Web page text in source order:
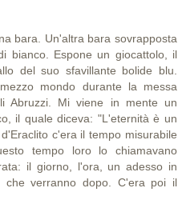
bara. Un'altra bara sovrapposta
bianco. Espone un giocattolo, il
del suo sfavillante bolide blu.
mondo durante la messa
Abruzzi. Mi viene in mente un
il quale diceva: "L'eternità è un
c'era il tempo misurabile
tempo loro lo chiamavano
il giorno, l'ora, un adesso in
che verranno dopo. C'era poi il